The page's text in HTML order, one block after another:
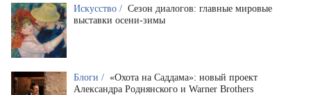
Искусство / Сезон диалогов: главные мировые
выставки осени-зимы
Блоги / «Охота на Саддама»: новый проект
Александра Роднянского и Warner Brothers